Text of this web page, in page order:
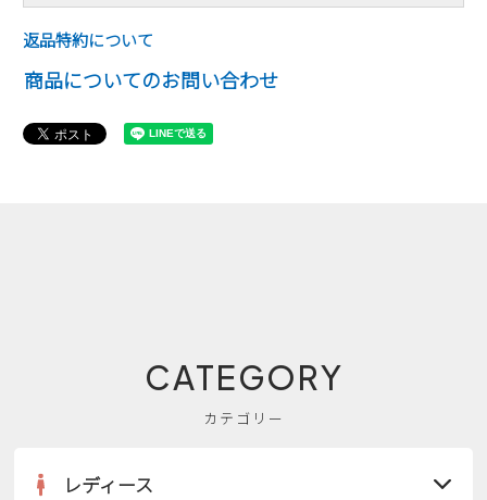
返品特約について
商品についてのお問い合わせ
CATEGORY
カテゴリー
レディース